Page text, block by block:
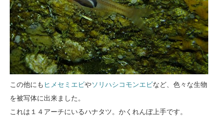
この他にも ヒメセミエビやソリハシコモンエビなど、色々な生物
を被写体に出来ました。
これは１４アーチにいるハナタツ。かくれんぼ上手です。